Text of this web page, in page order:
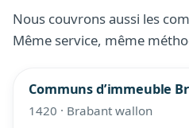
Nous couvrons aussi les
Même service, même
Communs d’immeuble
1420 · Brabant wallon